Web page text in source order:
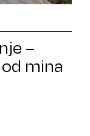
–
mina